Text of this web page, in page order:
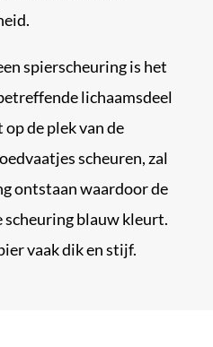
spierscheuring is het
lichaamsdeel
de plek van de
scheuren, zal
ontstaan waardoor de
scheuring blauw kleurt.
vaak dik en stijf.